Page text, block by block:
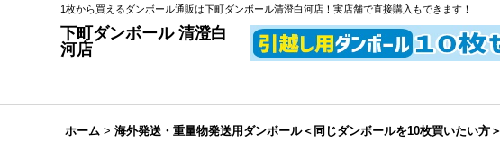
1枚から買えるダンボール通販は下町ダンボール清澄白河店！実店舗で直接購入もできます！
下町ダンボール 清澄白
河店
ホーム > 海外発送・重量物発送用ダンボール＜同じダンボールを10枚買いたい方＞